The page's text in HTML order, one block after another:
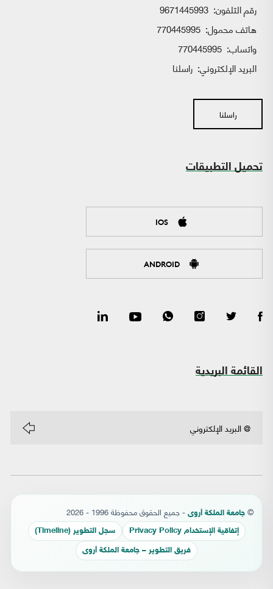
رقم التلفون: 9671445993
هاتف محمول: 770445995
واتساب:
البريد الإلكتروني: راسلنا
راسلنا
تحميل التطبيقات
IOS
ANDROID
القائمة البريدية
© جامعة الملكة أروى - جميع الحقوق محفوظة 1996 - 2026
إتفاقية الإستخدام Privacy Policy سجل التطوير (Timeline)
فريق التطوير – جامعة الملكة أروى